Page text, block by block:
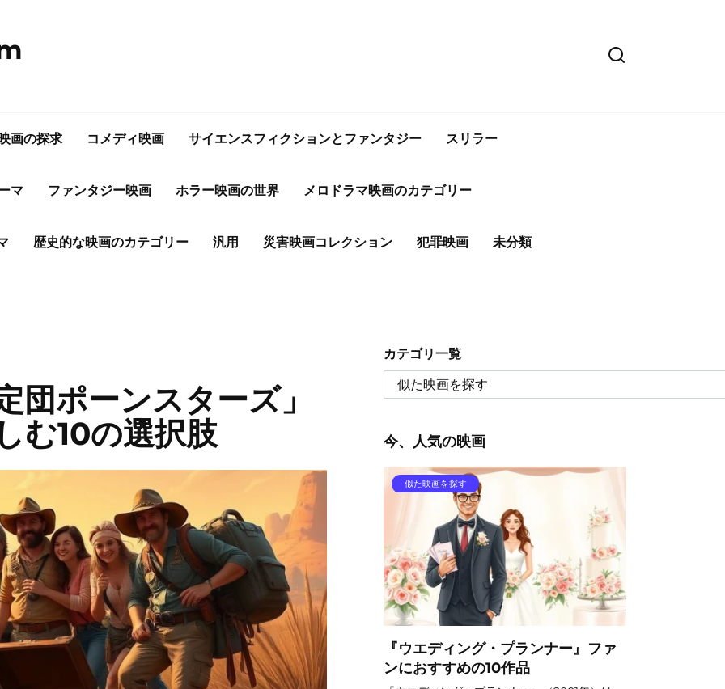
画の探求 コメディ映画 サイエンスフィクションとファンタジー スリラー
マ ファンタジー映画 ホラー映画の世界 メロドラマ映画のカテゴリー
歴史的な映画のカテゴリー 汎用 災害映画コレクション 犯罪映画 未分類
団ポーンスターズ」
む10の選択肢
カテゴリ一覧
今、人気の映画
似た映画を探す
『ウエディング・プランナー』ファ
ンにおすすめの10作品